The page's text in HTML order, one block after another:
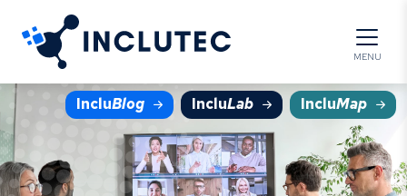
MENU
IncluBlog IncluLab IncluMap
Panneau de gestion des cookies